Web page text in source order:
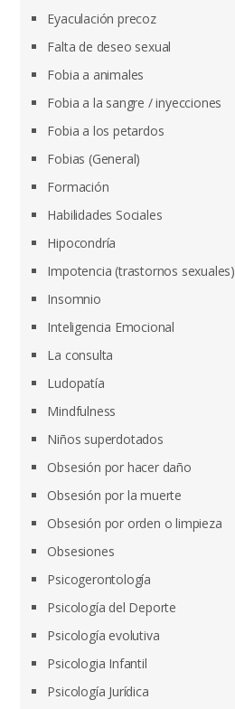
Eyaculación precoz
Falta de deseo sexual
Fobia a animales
Fobia a la sangre / inyecciones
Fobia a los petardos
Fobias (General)
Formación
Habilidades Sociales
Hipocondría
Impotencia (trastornos sexuales)
Insomnio
Inteligencia Emocional
La consulta
Ludopatía
Mindfulness
Niños superdotados
Obsesión por hacer daño
Obsesión por la muerte
Obsesión por orden o limpieza
Obsesiones
Psicogerontología
Psicología del Deporte
Psicología evolutiva
Psicologia Infantil
Psicología Jurídica